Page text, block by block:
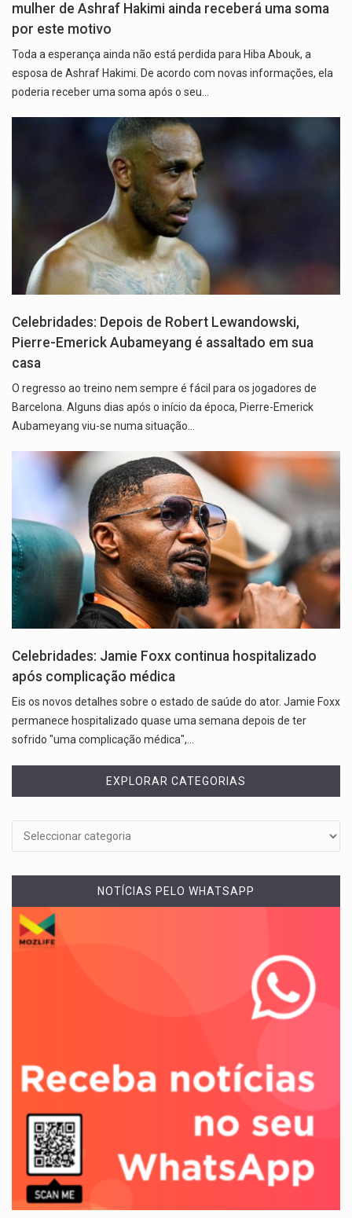
mulher de Ashraf Hakimi ainda receberá uma soma
por este motivo
Toda a esperança ainda não está perdida para Hiba Abouk, a
esposa de Ashraf Hakimi. De acordo com novas informações, ela
poderia receber uma soma após o seu…
Celebridades: Depois de Robert Lewandowski,
Pierre-Emerick Aubameyang é assaltado em sua
casa
O regresso ao treino nem sempre é fácil para os jogadores de
Barcelona. Alguns dias após o início da época, Pierre-Emerick
Aubameyang viu-se numa situação…
Celebridades: Jamie Foxx continua hospitalizado
após complicação médica
Eis os novos detalhes sobre o estado de saúde do ator. Jamie Foxx
permanece hospitalizado quase uma semana depois de ter
sofrido "uma complicação médica",…
EXPLORAR CATEGORIAS
NOTÍCIAS PELO WHATSAPP